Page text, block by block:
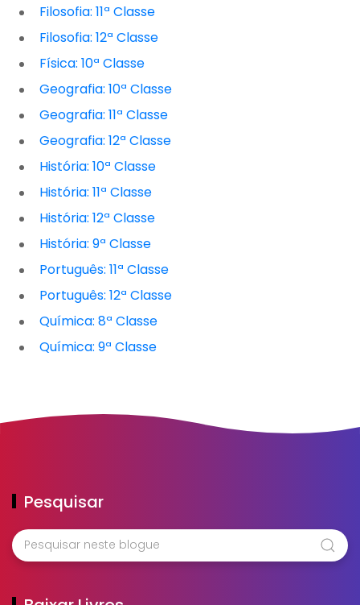
Filosofia: 11ª Classe
Filosofia: 12ª Classe
Física: 10ª Classe
Geografia: 10ª Classe
Geografia: 11ª Classe
Geografia: 12ª Classe
História: 10ª Classe
História: 11ª Classe
História: 12ª Classe
História: 9ª Classe
Português: 11ª Classe
Português: 12ª Classe
Química: 8ª Classe
Química: 9ª Classe
Pesquisar